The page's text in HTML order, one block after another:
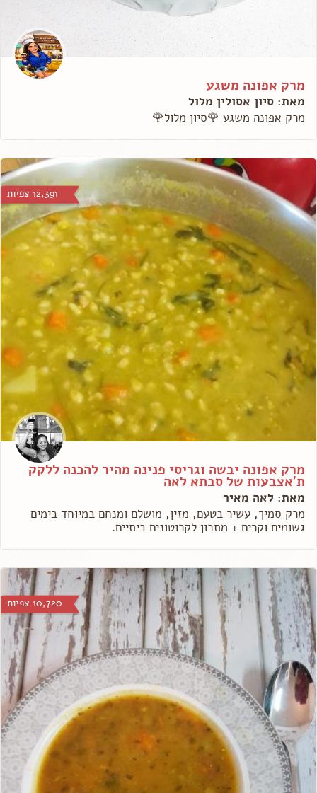
מרק אפונה משגע
מאת: סיון אסולין מלול
מרק אפונה משגע 🌹סיון מלול🌹
12,391 צפיות
מרק אפונה יבשה וגריסי פנינה מהיר להכנה ללקק
ת'אצבעות של סבתא לאה
מאת: לאה מאיר
מרק סמיך, עשיר בטעם, מזין, מושלם ומנחם במיוחד בימים
גשומים וקרים + מתכון לקרוטונים ביתיים.
10,720 צפיות